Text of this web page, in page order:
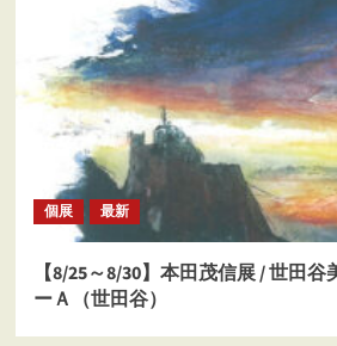
個展 最新
【8/25～8/30】本田茂信展 / 世田
ーＡ（世田谷）